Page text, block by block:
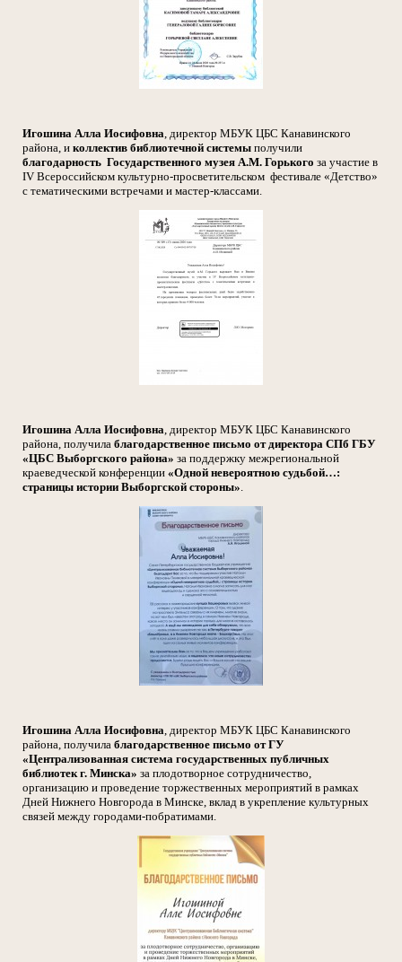
Игошина Алла Иосифовна, директор МБУК ЦБС Канавинского
района, и коллектив библиотечной системы получили
благодарность Государственного музея А.М. Горького за участие в
IV Всероссийском культурно-просветительском фестивале «Детство»
с тематическими встречами и мастер-классами.
Игошина Алла Иосифовна, директор МБУК ЦБС Канавинского
района, получила благодарственное письмо от директора СПб ГБУ
«ЦБС Выборгского района» за поддержку межрегиональной
краеведческой конференции «Одной невероятною судьбой…:
страницы истории Выборгской стороны».
Игошина Алла Иосифовна, директор МБУК ЦБС Канавинского
района, получила благодарственное письмо от ГУ
«Централизованная система государственных публичных
библиотек г. Минска» за плодотворное сотрудничество,
организацию и проведение торжественных мероприятий в рамках
Дней Нижнего Новгорода в Минске, вклад в укрепление культурных
связей между городами-побратимами.